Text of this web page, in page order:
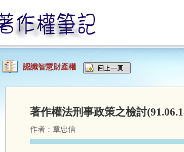
認識智慧財產權
著作權法刑事政策之檢討
作者： 章忠信